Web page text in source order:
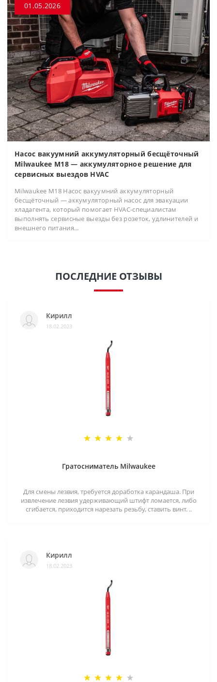
01.05.2026
Насос вакуумний аккумуляторный бесщёточный
Milwaukee M18 — аккумуляторное решение для
сервисных выездов HVAC
Milwaukee M18 Насос вакуумний аккумуляторный
бесщёточный — аккумуляторный насос для эвакуации
хладагента, который помогает HVAC-специалистам
выполнять сервисные выезды без розеток, удлинителей и
внешнего питания...
ПОСЛЕДНИЕ ОТЗЫВЫ
Кирилл
18.02.2023
Гратосниматель Milwaukee
Для смены лезвия, требуется доработка карандаша. При
извлечение лезвия удерживающий штифт ломается, либо
сгибается, приходится нарезать резьбу, ставить винт. ..
Кирилл
18.02.2023